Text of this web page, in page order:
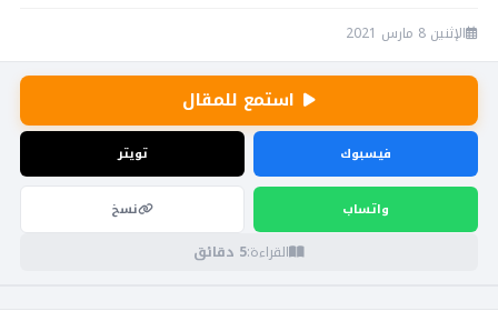
الإثنين 8 مارس 2021
استمع للمقال
فيسبوك تويتر
واتساب نسخ
القراءة:5 دقائق